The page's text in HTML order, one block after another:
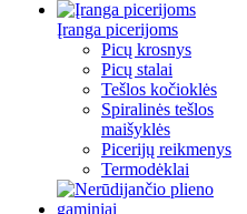
Įranga picerijoms
Picų krosnys
Picų stalai
Tešlos kočioklės
Spiralinės tešlos
maišyklės
Picerijų reikmenys
Termodėklai